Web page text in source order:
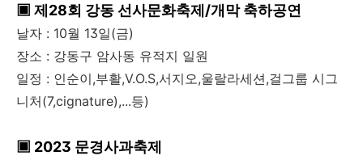
▣ 제28회 강동 선사문화축제/개막 축하공연
날자 : 10월 13일(금)
장소 : 강동구 암사동 유적지 일원
일정 : 인순이,부활,V.O.S,서지오,울랄라세션,걸그룹 시그
니처(7,cignature),...등)
▣ 2023 문경사과축제